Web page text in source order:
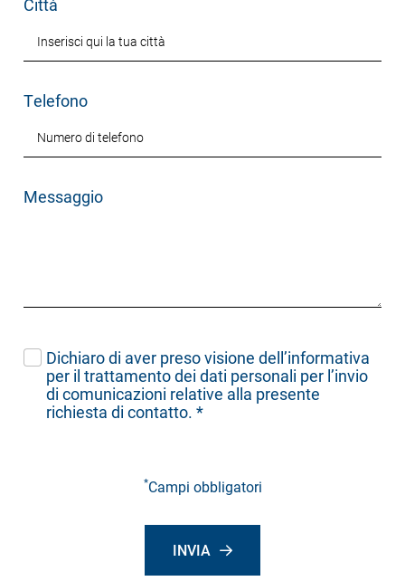
Città
Telefono
Messaggio
Dichiaro di aver preso visione dell’informativa
per il trattamento dei dati personali per l’invio
di comunicazioni relative alla presente
richiesta di contatto.*
*Campi obbligatori
INVIA